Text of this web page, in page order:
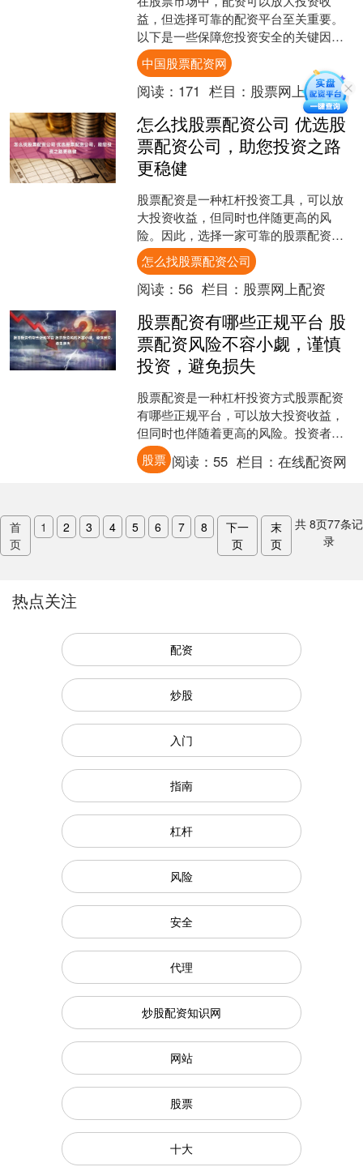
益，但选择可靠的配资平台至关重要。
以下是一些保障您投资安全的关键因
素： * **高杠杆率：**提供高达1:10的杠
杆率，让投资者....
中国股票配资网
阅读： 171 栏目： 股票网上配资
怎么找股票配资公司 优选股
票配资公司，助您投资之路
更稳健
股票配资是一种杠杆投资工具，可以放
大投资收益，但同时也伴随更高的风
险。因此，选择一家可靠的股票配资公
司至关重要。 股票配资是指投资者通过
配资公司借入资金，放大投....
怎么找股票配资公司
阅读： 56 栏目： 股票网上配资
股票配资有哪些正规平台 股
票配资风险不容小觑，谨慎
投资，避免损失
股票配资是一种杠杆投资方式股票配资
有哪些正规平台，可以放大投资收益，
但同时也伴随着更高的风险。投资者在
进行股票配资时，务必谨慎投资，避免
遭受不必要的损失。 3.....
股票 阅读：55 栏目：在线配资网
首
页
1 2 3 4 5 6 7 8
下一
页
末
页
共 8页77条记
录
热点关注
配资
炒股
入门
指南
杠杆
风险
安全
代理
炒股配资知识网
网站
股票
十大